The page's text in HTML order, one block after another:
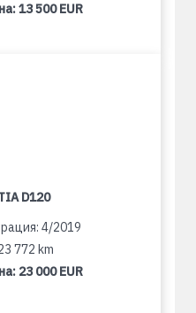
13 500 EUR
D120
4/2019
772 km
23 000 EUR